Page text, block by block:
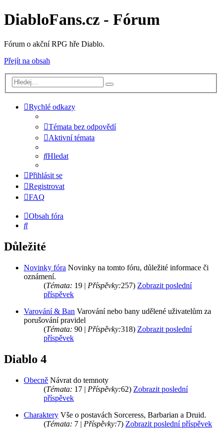
DiabloFans.cz - Fórum
Fórum o akční RPG hře Diablo.
Přejít na obsah
Rychlé odkazy
Témata bez odpovědí
Aktivní témata
Hledat
Přihlásit se
Registrovat
FAQ
Obsah fóra
Hledat
Důležité
Novinky fóra Novinky na tomto fóru, důležité informace či
oznámení.
(Témata: 19 | Příspěvky:257) Zobrazit poslední
příspěvek
Varování & Ban Varování nebo bany udělené uživatelům za
porušování pravidel
(Témata: 90 | Příspěvky:318) Zobrazit poslední
příspěvek
Diablo 4
Obecně Návrat do temnoty
(Témata: 17 | Příspěvky:62) Zobrazit poslední
příspěvek
Charaktery Vše o postavách Sorceress, Barbarian a Druid.
(Témata: 7 | Příspěvky:7) Zobrazit poslední příspěvek